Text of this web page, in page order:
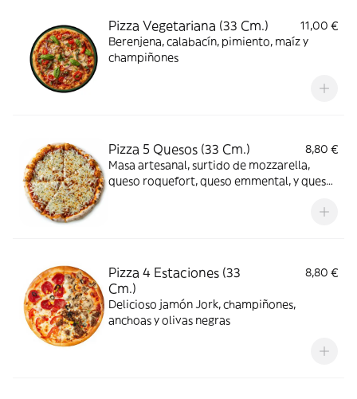
Pizza Vegetariana (33 Cm.)
11,00 €
Berenjena, calabacín, pimiento, maíz y
champiñones
Pizza 5 Quesos (33 Cm.)
8,80 €
Masa artesanal, surtido de mozzarella,
queso roquefort, queso emmental, y queso
Pizza 4 Estaciones (33
Cm.)
8,80 €
Delicioso jamón Jork, champiñones,
anchoas y olivas negras